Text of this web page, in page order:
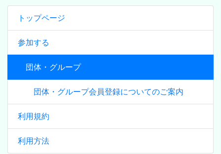
トップページ
参加する
団体・グループ
団体・グループ会員登録についてのご案内
利用規約
利用方法